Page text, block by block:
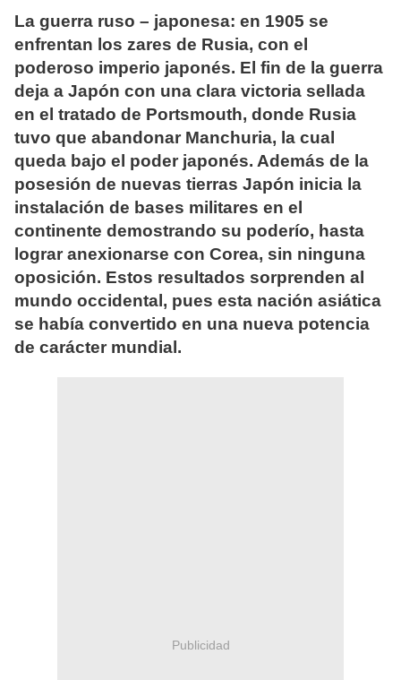
La guerra ruso – japonesa: en 1905 se
enfrentan los zares de Rusia, con el
poderoso imperio japonés. El fin de la guerra
deja a Japón con una clara victoria sellada
en el tratado de Portsmouth, donde Rusia
tuvo que abandonar Manchuria, la cual
queda bajo el poder japonés. Además de la
posesión de nuevas tierras Japón inicia la
instalación de bases militares en el
continente demostrando su poderío, hasta
lograr anexionarse con Corea, sin ninguna
oposición. Estos resultados sorprenden al
mundo occidental, pues esta nación asiática
se había convertido en una nueva potencia
de carácter mundial.
Publicidad